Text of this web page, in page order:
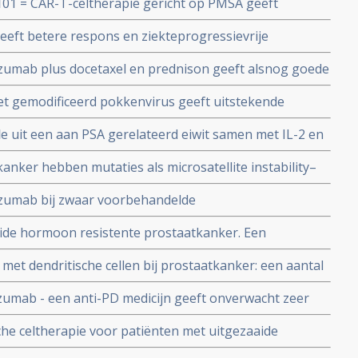
en overall overleving
een complete remissie bij 10 zwaar
uitgezaaide hormoonresistente
betere respons en ziekteprogressievrije
behandelde uitgezaaide prostaatkanker in
maar niet statistisch significant
plus docetaxel en prednison geeft alsnog goede
enzalutamide voorbehandelde patiënten met
gemodificeerd pokkenvirus geeft uitstekende
tijd bij uitgezaaide hormoon resistente
uit een aan PSA gerelateerd eiwit samen met IL-2 en
bij recidief van prostaatkanker met
hebben mutaties als microsatellite instability–
(dMMR)maar als ze het hebben kan
voor langdurige levensverlenging zorgen
bij zwaar voorbehandelde
hormoonresistente ziekte geeft toch nog
28 studie
hormoon resistente prostaatkanker. Een
dendritische cellen bij prostaatkanker: een aantal
- een anti-PD medicijn geeft onverwacht zeer
bij patienten met vergevorderde
celtherapie voor patiënten met uitgezaaide
nog open voor patienten